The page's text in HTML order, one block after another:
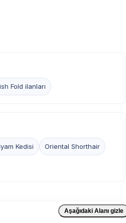
Fold ilanları
Kedisi Oriental Shorthair
Aşağıdaki Alanı gizle